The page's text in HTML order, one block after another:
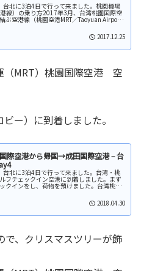
北に3泊4日で行って来ました。桃園機場
線）の乗り方2017年3月、台湾桃園国際空
ぶ空港線（桃園空港MRT／Taoyuan Airport
2017.12.25
ー）に到着しました。
際空港から帰国→成田国際空港 – 台
北に3泊4日で行って来ました。台湾・桃
フチェックイン空港に到着しました。まず
クインをし、荷物を預けました。台湾桃園
2018.04.30
で、クリスマスツリーが飾